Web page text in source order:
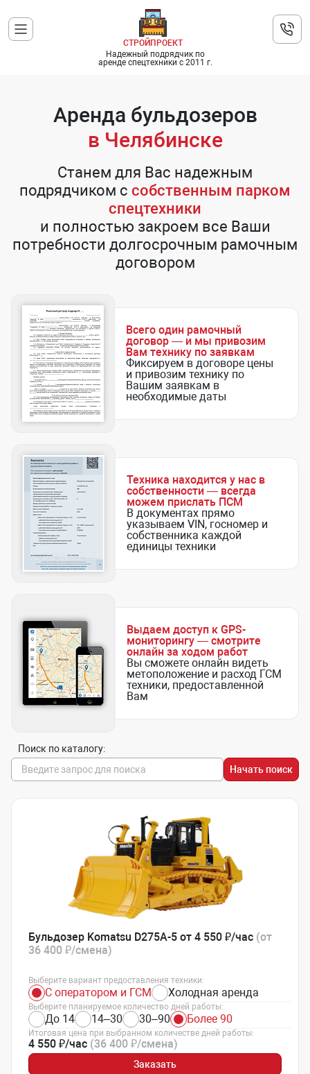
СТРОЙПРОЕКТ
Надежный подрядчик по
аренде спецтехники с 2011 г.
Аренда бульдозеров
в Челябинске
Станем для Вас надежным
подрядчиком с собственным парком
спецтехники
и полностью закроем все Ваши
потребности долгосрочным рамочным
договором
Всего один рамочный
договор — и мы привозим
Вам технику по заявкам
Фиксируем в договоре цены
и привозим технику по
Вашим заявкам в
необходимые даты
Техника находится у нас в
собственности — всегда
можем прислать ПСМ
В документах прямо
указываем VIN, госномер и
собственника каждой
единицы техники
Выдаем доступ к GPS-
мониторингу — смотрите
онлайн за ходом работ
Вы сможете онлайн видеть
метоположение и расход ГСМ
техники, предоставленной
Вам
Поиск по каталогу:
Начать поиск
Бульдозер Komatsu D275A-5 от 4 550 ₽/час (от
36 400 ₽/смена)
Выберите вариант предоставления техники:
С оператором и ГСМ Холодная аренда
Выберите планируемое количество дней работы:
До 14 14–30 30–90 Более 90
Итоговая цена при выбранном количестве дней работы:
4 550 ₽/час (36 400 ₽/смена)
Заказать